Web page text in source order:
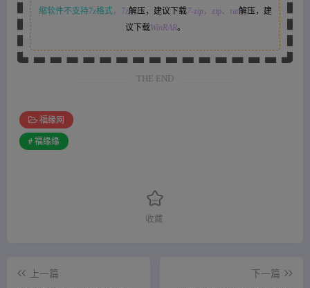
缩软件不支持7z格式，7z解压，建议下载7-zip，zip、rar解压，建
议下载WinRAR。
THE END
福缘网
# 福缘缘
收藏
上一篇
下一篇